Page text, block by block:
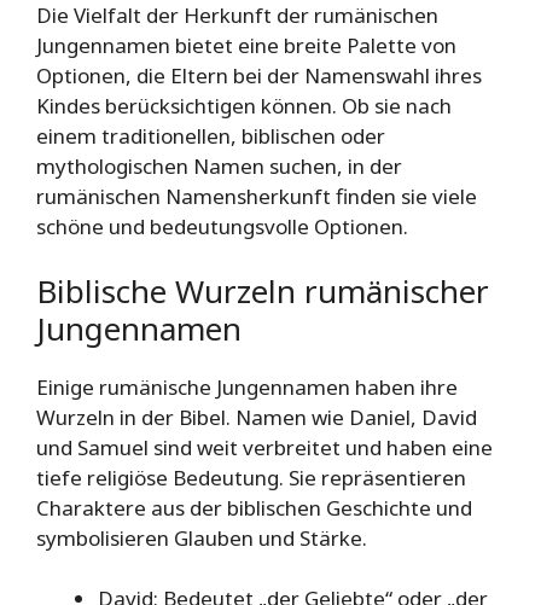
Die Vielfalt der Herkunft der rumänischen
Jungennamen bietet eine breite Palette von
Optionen, die Eltern bei der Namenswahl ihres
Kindes berücksichtigen können. Ob sie nach
einem traditionellen, biblischen oder
mythologischen Namen suchen, in der
rumänischen Namensherkunft finden sie viele
schöne und bedeutungsvolle Optionen.
Biblische Wurzeln rumänischer
Jungennamen
Einige rumänische Jungennamen haben ihre
Wurzeln in der Bibel. Namen wie Daniel, David
und Samuel sind weit verbreitet und haben eine
tiefe religiöse Bedeutung. Sie repräsentieren
Charaktere aus der biblischen Geschichte und
symbolisieren Glauben und Stärke.
David: Bedeutet „der Geliebte“ oder „der